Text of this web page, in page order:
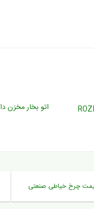
چرخ خیاطی صنعتی